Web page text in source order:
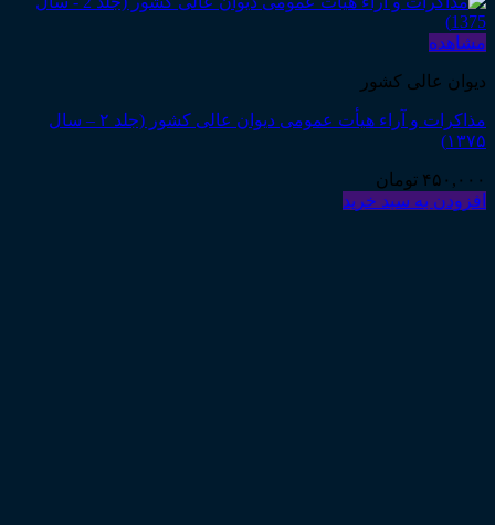
مشاهده
دیوان عالی کشور
مذاکرات و آراء هیأت عمومی دیوان عالی کشور (جلد ۲ – سال
۱۳۷۵)
۴۵۰,۰۰۰ تومان
افزودن به سبد خرید